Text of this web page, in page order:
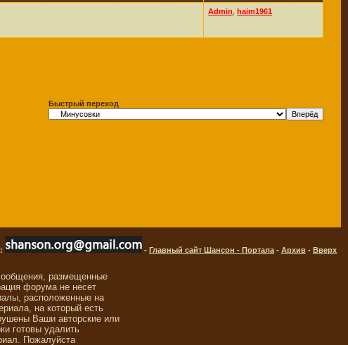
Admin haim1961
Быстрый переход
- Главный сайт Шансон - Портала - Архив - Вверх
размещенные
форума не несет
расположенные на
на который есть
Ваши авторские или
готовы удалить
Пожалуйста